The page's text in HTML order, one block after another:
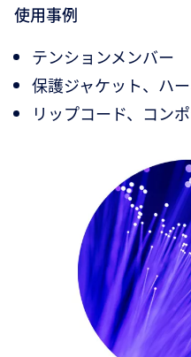
使用事例
テンションメンバー
保護ジャケット、ハ
リップコード、コン